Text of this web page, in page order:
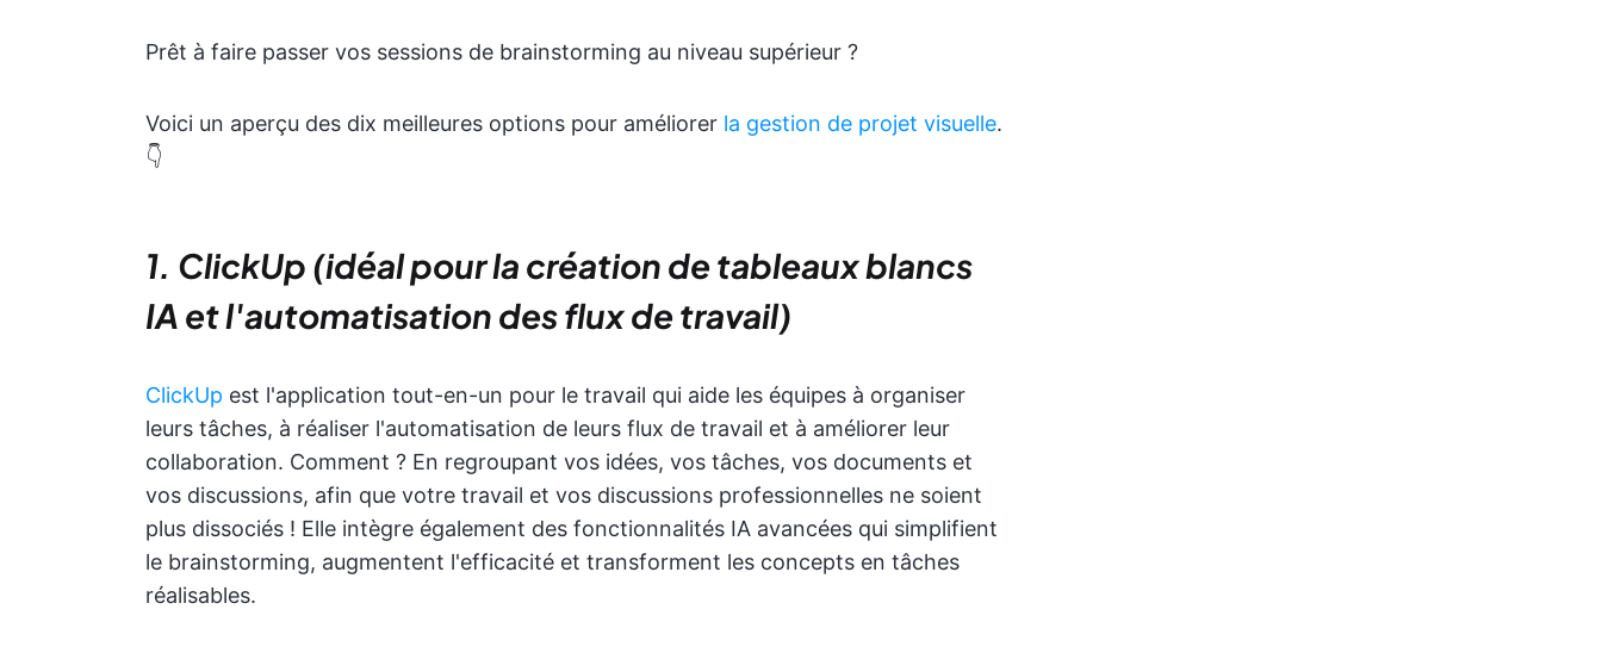
Prêt à faire passer vos sessions de brainstorming au niveau supérieur ?
Voici un aperçu des dix meilleures options pour améliorer la gestion de projet visuelle.
👇
1. ClickUp (idéal pour la création de tableaux blancs
IA et l'automatisation des flux de travail)
ClickUp est l'application tout-en-un pour le travail qui aide les équipes à organiser
leurs tâches, à réaliser l'automatisation de leurs flux de travail et à améliorer leur
collaboration. Comment ? En regroupant vos idées, vos tâches, vos documents et
vos discussions, afin que votre travail et vos discussions professionnelles ne soient
plus dissociés ! Elle intègre également des fonctionnalités IA avancées qui simplifient
le brainstorming, augmentent l'efficacité et transforment les concepts en tâches
réalisables.